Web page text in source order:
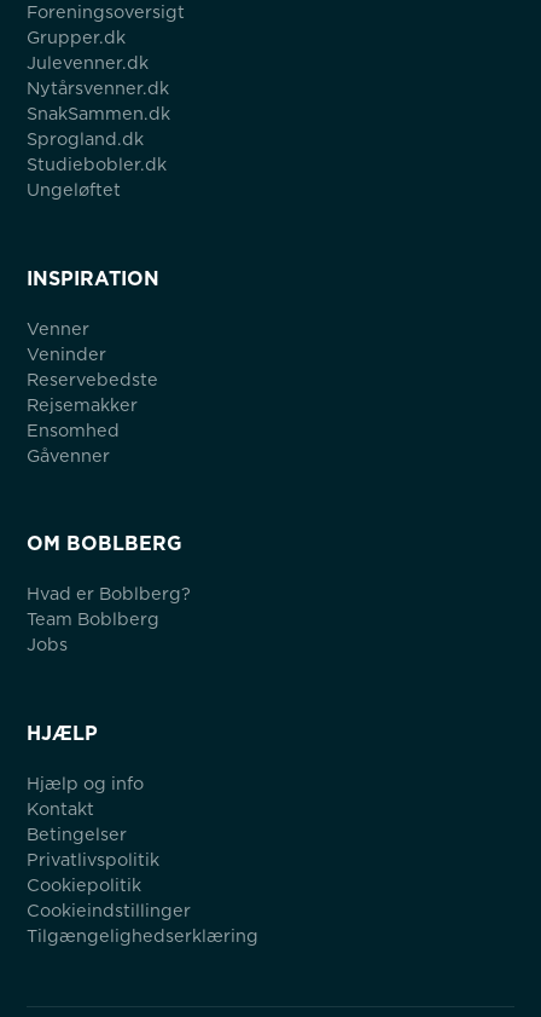
Foreningsoversigt
Grupper.dk
Julevenner.dk
Nytårsvenner.dk
SnakSammen.dk
Sprogland.dk
Studiebobler.dk
Ungeløftet
INSPIRATION
Venner
Veninder
Reservebedste
Rejsemakker
Ensomhed
Gåvenner
OM BOBLBERG
Hvad er Boblberg?
Team Boblberg
Jobs
HJÆLP
Hjælp og info
Kontakt
Betingelser
Privatlivspolitik
Cookiepolitik
Cookieindstillinger
Tilgængelighedserklæring